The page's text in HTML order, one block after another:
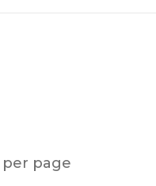
per page